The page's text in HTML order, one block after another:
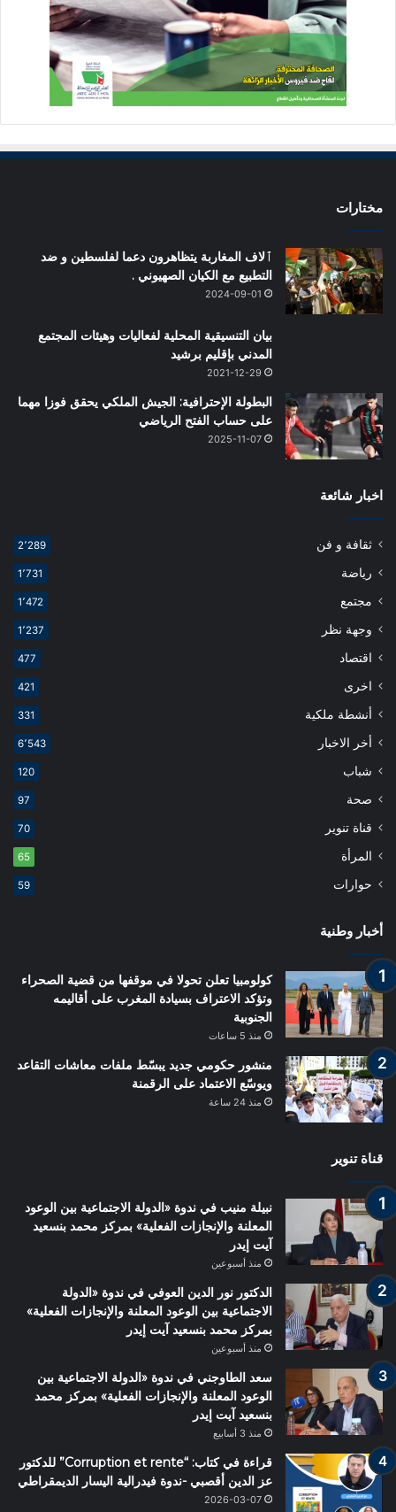
مختارات
ٱلاف المغاربة يتظاهرون دعما لفلسطين و ضد
التطبيع مع الكيان الصهيوني .
2024-09-01
بيان التنسيقية المحلية لفعاليات وهيئات المجتمع
المدني بإقليم برشيد
2021-12-29
البطولة الإحترافية: الجيش الملكي يحقق فوزا مهما
على حساب الفتح الرياضي
2025-11-07
اخبار شائعة
ثقافة و فن 2٬289
رياضة 1٬731
مجتمع 1٬472
وجهة نظر 1٬237
اقتصاد 477
اخرى 421
أنشطة ملكية 331
أخر الاخبار 6٬543
شباب 120
صحة 97
قناة تنوير 70
المرأة 65
حوارات 59
أخبار وطنية
كولومبيا تعلن تحولا في موقفها من قضية الصحراء
وتؤكد الاعتراف بسيادة المغرب على أقاليمه
الجنوبية
منذ 5 ساعات
منشور حكومي جديد يبسّط ملفات معاشات التقاعد
ويوسّع الاعتماد على الرقمنة
منذ 24 ساعة
قناة تنوير
نبيلة منيب في ندوة «الدولة الاجتماعية بين الوعود
المعلنة والإنجازات الفعلية» بمركز محمد بنسعيد
آيت إيدر
منذ أسبوعين
الدكتور نور الدين العوفي في ندوة «الدولة
الاجتماعية بين الوعود المعلنة والإنجازات الفعلية»
بمركز محمد بنسعيد آيت إيدر
منذ أسبوعين
سعد الطاوجني في ندوة «الدولة الاجتماعية بين
الوعود المعلنة والإنجازات الفعلية» بمركز محمد
بنسعيد آيت إيدر
منذ 3 أسابيع
قراءة في كتاب: “Corruption et rente” للدكتور
عز الدين أقصبي -ندوة فيدرالية اليسار الديمقراطي
2026-03-07